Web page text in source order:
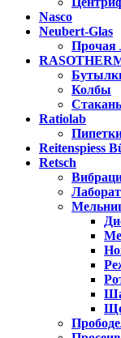
Nasco
Neubert-Glas
Прочая
Колбы
Ratiolab
Reitenspiess
Retsch